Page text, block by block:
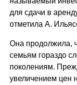
для сдачи в
отметила А.
Она продолжила,
семьям гораздо
поколениям.
увеличением цен